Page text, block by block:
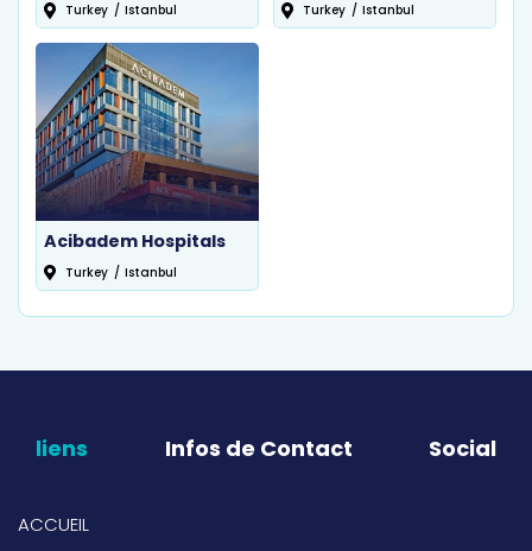
Turkey / Istanbul Turkey / Istanbul
Acibadem Hospitals
Turkey / Istanbul
liens Infos de Contact Social
ACCUEIL